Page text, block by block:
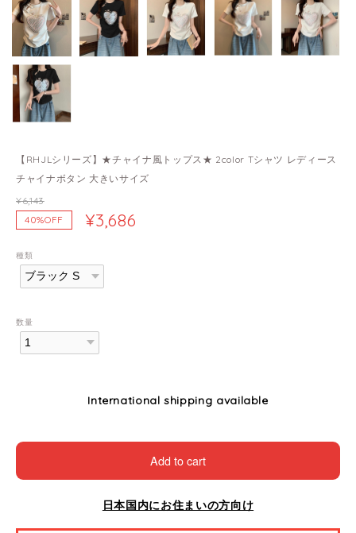
【RHJLシリーズ】★チャイナ風トップス★ 2color Tシャツ レディース
チャイナボタン 大きいサイズ
¥6,143
40%OFF
¥3,686
種類
数量
International shipping available
Add to cart
日本国内にお住まいの方向け